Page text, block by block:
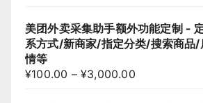
美团外卖采集助手额外功能定制 -
系方式/新商家/指定分类/搜索商品/
情等
¥100.00 –¥3,000.00